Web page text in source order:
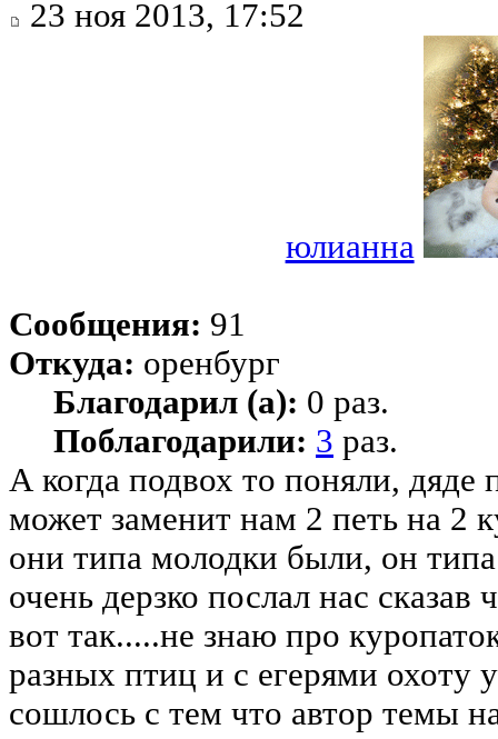
23 ноя 2013, 17:52
юлианна
Сообщения: 91
Откуда: оренбург
Благодарил (а): 0 раз.
Поблагодарили: 3 раз.
А когда подвох то поняли, дяде
может заменит нам 2 петь на 2
они типа молодки были, он
очень дерзко послал нас сказав
вот так.....не знаю про
разных птиц и с егерями охоту
сошлось с тем что автор темы